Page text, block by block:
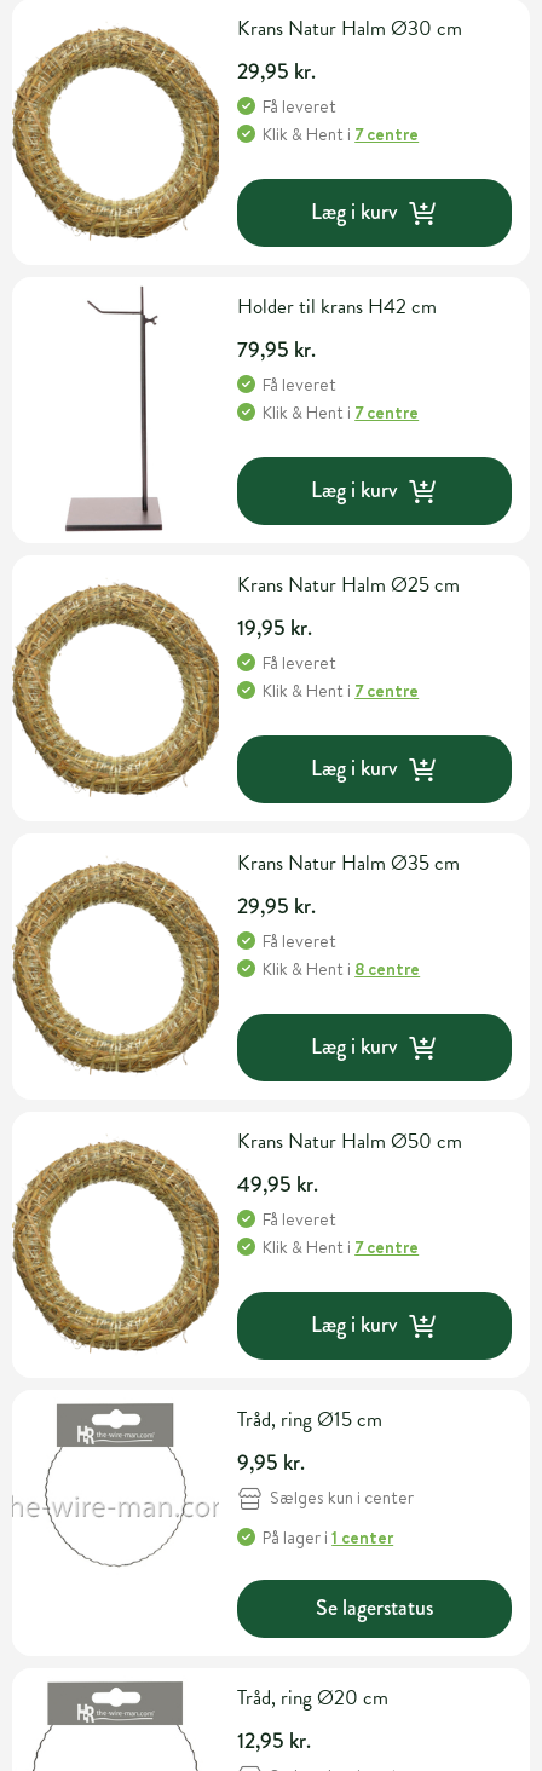
Krans Natur Halm Ø30 cm
29,95 kr.
Få leveret
Klik & Hent i 7 centre
Læg i kurv
Holder til krans H42 cm
79,95 kr.
Få leveret
Klik & Hent i 7 centre
Læg i kurv
Krans Natur Halm Ø25 cm
19,95 kr.
Få leveret
Klik & Hent i 7 centre
Læg i kurv
Krans Natur Halm Ø35 cm
29,95 kr.
Få leveret
Klik & Hent i 8 centre
Læg i kurv
Krans Natur Halm Ø50 cm
49,95 kr.
Få leveret
Klik & Hent i 7 centre
Læg i kurv
Tråd, ring Ø15 cm
9,95 kr.
Sælges kun i center
På lager i1 center
Se lagerstatus
Tråd, ring Ø20 cm
12,95 kr.